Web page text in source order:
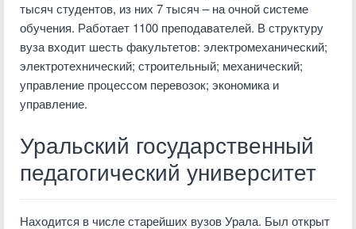
тысяч студентов, из них 7 тысяч – на очной системе
обучения. Работает 1100 преподавателей. В структуру
вуза входит шесть факультетов: электромеханический;
электротехнический; строительный; механический;
управление процессом перевозок; экономика и
управление.
Уральский государственный
педагогический университет
Находится в числе старейших вузов Урала. Был открыт